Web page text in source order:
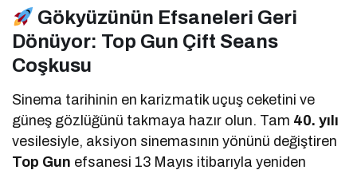
Gökyüzünün Efsaneleri Geri
Dönüyor: Top Gun Çift Seans
Coşkusu
Sinema tarihinin en karizmatik uçuş ceketini ve
güneş gözlüğünü takmaya hazır olun. Tam 40. yılı
vesilesiyle, aksiyon sinemasının yönünü değiştiren
Top Gun efsanesi 13 Mayıs itibarıyla yeniden